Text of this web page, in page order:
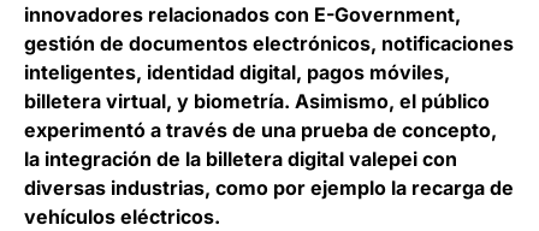
innovadores relacionados con E-Government,
gestión de documentos electrónicos, notificaciones
inteligentes, identidad digital, pagos móviles,
billetera virtual, y biometría. Asimismo, el público
experimentó a través de una prueba de concepto,
la integración de la billetera digital valepei con
diversas industrias, como por ejemplo la recarga de
vehículos eléctricos.